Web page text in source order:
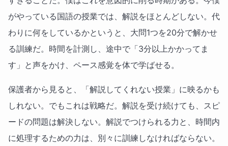
がやっている国語の授業では、解説をほとんどしない。代
わりに何をしているかというと、大問1つを20分で解かせ
る訓練だ。時間を計測し、途中で「3分以上かかってま
す」と声をかけ、ペース感覚を体で学ばせる。
保護者から見ると、「解説してくれない授業」に映るかも
しれない。でもこれは戦略だ。解説を受け続けても、スピ
ードの問題は解決しない。解説でつけられる力と、時間内
に処理するための力は、別々に訓練しなければならない。